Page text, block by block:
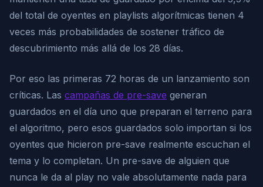
del total de oyentes en playlists algorítmicas tienen 4
veces más probabilidades de sostener tráfico de
descubrimiento más allá de los 28 días.
Por eso las primeras 72 horas de un lanzamiento son
críticas. Las campañas de pre-save generan
guardados en el día uno que preparan el terreno para
el algoritmo, pero esos guardados solo importan si los
oyentes que hicieron pre-save realmente escuchan el
tema y lo completan. Un pre-save de alguien que
nunca le da al play no vale absolutamente nada para